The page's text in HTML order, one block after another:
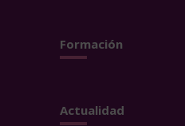
Formación
Actualidad